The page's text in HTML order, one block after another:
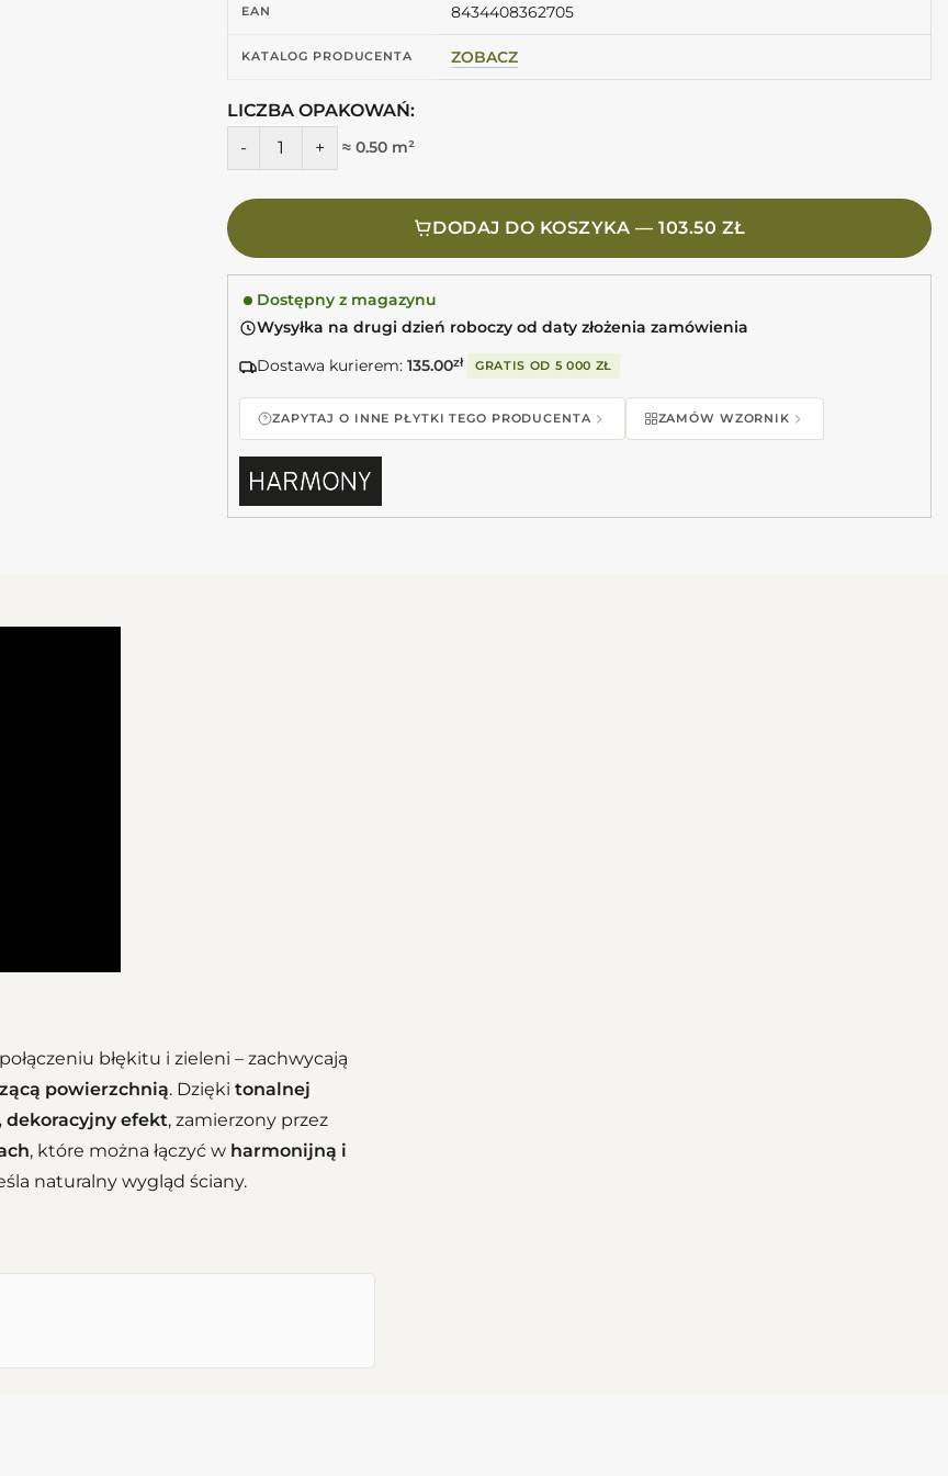
EAN 8434408362705
KATALOG PRODUCENTA ZOBACZ
LICZBA OPAKOWAŃ:
ilość Harmony DYROY AQUA 6,5X20 Płytki morskie cegiełki
≈ 0.50 m²
DODAJ DO KOSZYKA — 103.50 ZŁ
Dostępny z magazynu
Wysyłka na drugi dzień roboczy od daty złożenia zamówienia
Dostawa kurierem: 135.00zł GRATIS OD 5 000 ZŁ
ZAPYTAJ O INNE PŁYTKI TEGO PRODUCENTA ZAMÓW WZORNIK
błękitu i zieleni – zachwycają
powierzchnią. Dzięki tonalnej
dekoracyjny efekt, zamierzony przez
, które można łączyć w harmonijną i
naturalny wygląd ściany.